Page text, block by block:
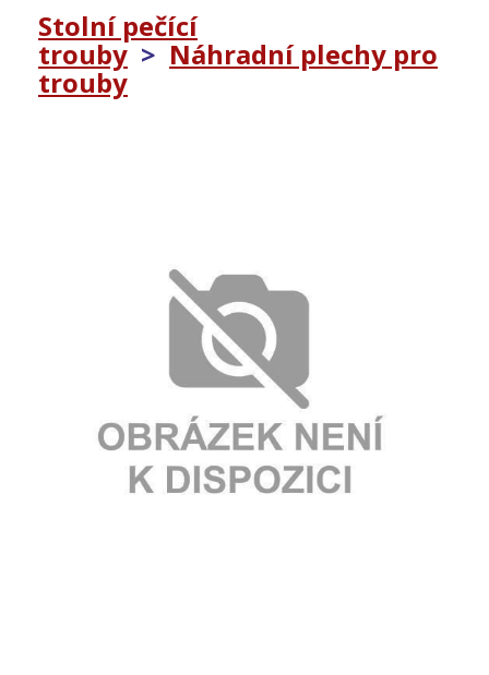
Stolní pečící
trouby> Náhradní plechy pro
trouby